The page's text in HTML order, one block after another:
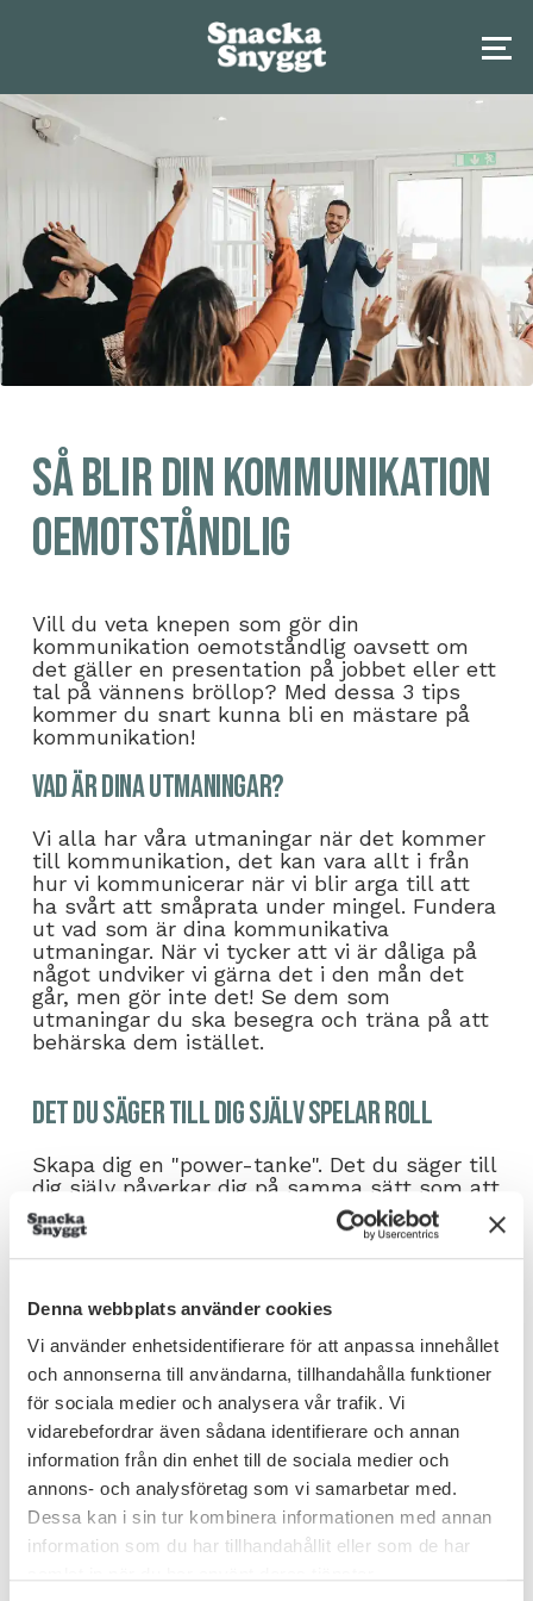
Denna webbplats använder cookies
Vi använder enhetsidentifierare för att anpassa innehållet
och annonserna till användarna, tillhandahålla funktioner
för sociala medier och analysera vår trafik. Vi
vidarebefordrar även sådana identifierare och annan
information från din enhet till de sociala medier och
annons- och analysföretag som vi samarbetar med.
Dessa kan i sin tur kombinera informationen med annan
information som du har tillhandahållit eller som de har
Så blir din kommunikation
oemotståndlig
Vill du veta knepen som gör din
kommunikation oemotståndlig oavsett om
det gäller en presentation på jobbet eller ett
tal på vännens bröllop? Med dessa 3 tips
kommer du snart kunna bli en mästare på
kommunikation!
Vad är dina utmaningar?
Vi alla har våra utmaningar när det kommer
till kommunikation, det kan vara allt i från
hur vi kommunicerar när vi blir arga till att
ha svårt att småprata under mingel. Fundera
ut vad som är dina kommunikativa
utmaningar. När vi tycker att vi är dåliga på
något undviker vi gärna det i den mån det
går, men gör inte det! Se dem som
utmaningar du ska besegra och träna på att
behärska dem istället.
Det du säger till dig själv spelar roll
Skapa dig en "power-tanke". Det du säger till
dig själv påverkar dig på samma sätt som att
din bästa vän skulle sagt det. Ha därför en
stark tanke som får dig att växa och säg
bara bra saker till dig själv inför en
Låt andra studera dig
Fråga folk i din närhet om de kan ge dig
feedback angående din kommunikation. Det
är svårt, eller näst intill omöjligt, att se sig
själv och att få feedback från någon annan
är både gratis och värdefullt. Genom
feedbacken får du reda på vad du gör bra
men också vad du kan träna på för att bli
ännu bättre.